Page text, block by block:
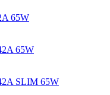
65W
65W
SLIM 65W